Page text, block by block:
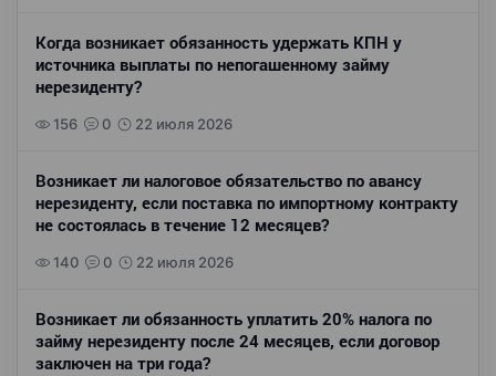
Когда возникает обязанность удержать КПН у
источника выплаты по непогашенному займу
нерезиденту?
156 0 22 июля 2026
Возникает ли налоговое обязательство по авансу
нерезиденту, если поставка по импортному контракту
не состоялась в течение 12 месяцев?
140 0 22 июля 2026
Возникает ли обязанность уплатить 20% налога по
займу нерезиденту после 24 месяцев, если договор
заключен на три года?